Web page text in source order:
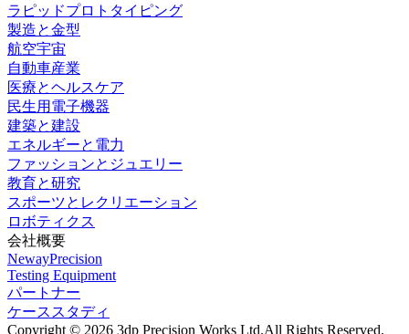
ラピッドプロトタイピング
製造と金型
航空宇宙
自動車産業
医療とヘルスケア
民生用電子機器
建築と建設
エネルギーと電力
ファッションとジュエリー
教育と研究
スポーツとレクリエーション
ロボティクス
会社概要
NewayPrecision
Testing Equipment
パートナー
ケーススタディ
Copyright © 2026 3dp Precision Works Ltd.All Rights Reserved.